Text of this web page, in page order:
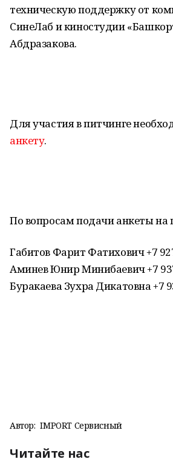
техническую поддержку от
СинеЛаб и киностудии
Абдразакова.
Для участия в питчинге
анкету.
По вопросам подачи анкеты на
Габитов Фарит Фатихович +7
Аминев Юнир Минибаевич +7
Буракаева Зухра Дикатовна +7
Автор: IMPORT Сервисный
Читайте нас